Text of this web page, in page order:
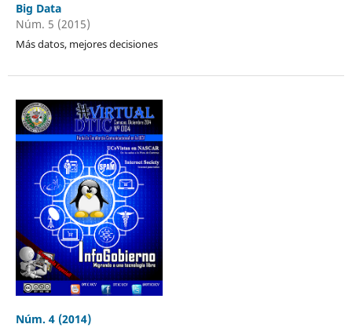
Big Data
Núm. 5 (2015)
Más datos, mejores decisiones
Núm. 4 (2014)